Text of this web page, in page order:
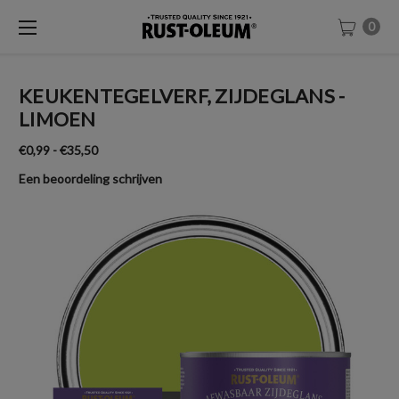
0
KEUKENTEGELVERF, ZIJDEGLANS -
LIMOEN
€0,99 - €35,50
Een beoordeling schrijven